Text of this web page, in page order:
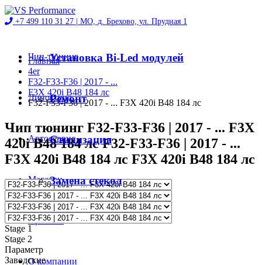
+7 499 110 31 27 | МО, д. Брехово, ул. Прудная 1
Чип-тюнинг
Диностенд
Автосервис
Магазин
Проекты
О компании
Установка Bi-Led модулей
Ремонт
Стилизация
Замена стекол
Главная
4er
F32-F33-F36 | 2017 - ...
F3X 420i B48 184 лс
F32-F33-F36 | 2017 - ... F3X 420i B48 184 лс
Чип тюнинг F32-F33-F36 | 2017 - ... F3X
420i B48 184 лс F32-F33-F36 | 2017 - ...
F3X 420i B48 184 лс F3X 420i B48 184 лс
Stage 1
Stage 2
Параметр
Заводские